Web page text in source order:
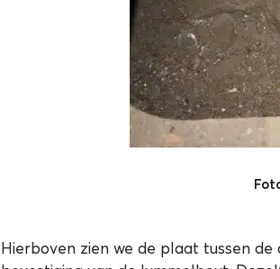
Hierboven zien we de plaat tussen